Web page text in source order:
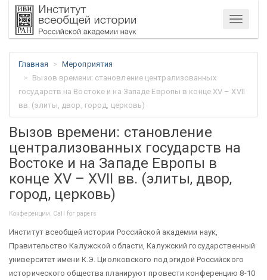
Меню
Главная
Мероприятия
Вызов времени: становление централизованных
государств на Востоке и на Западе Европы в конце XV – XVII
вв. (элиты, двор, город, церковь)
Вызов времени: становление
централизованных государств на
Востоке и на Западе Европы в
конце XV – XVII вв. (элиты, двор,
город, церковь)
Конференции, Call for papers
Институт всеобщей истории Российской академии наук,
Правительство Калужской области, Калужский государственный
университет имени К.Э. Циолковского под эгидой Российского
исторического общества планируют провести конференцию 8-10